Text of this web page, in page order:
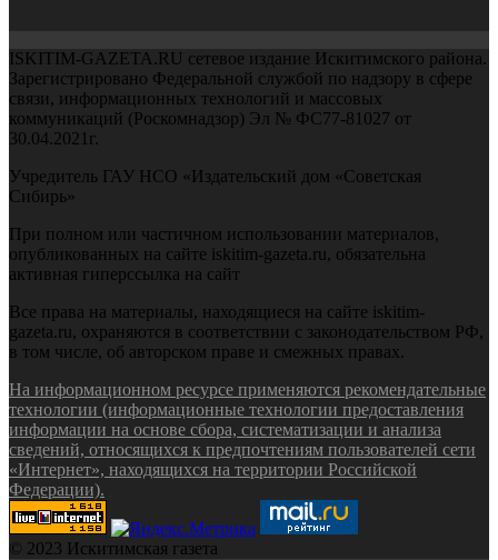
ISKITIM-GAZETA.RU сетевое издание Искитимского района.
Зарегистрировано Федеральной службой по надзору в сфере
связи, информационных технологий и массовых
коммуникаций (Роскомнадзор) Эл № ФС77-81027 от
30.04.2021г.
Учредитель ГАУ НСО «Издательский дом «Советская
Сибирь»
При полном или частичном использовании материалов,
опубликованных на сайте iskitim-gazeta.ru, обязательна
активная гиперссылка на сайт
Все права на материалы, находящиеся на сайте iskitim-
gazeta.ru, охраняются в соответствии с законодательством РФ,
в том числе, об авторском праве и смежных правах.
На информационном ресурсе применяются рекомендательные
технологии (информационные технологии предоставления
информации на основе сбора, систематизации и анализа
сведений, относящихся к предпочтениям пользователей сети
«Интернет», находящихся на территории Российской
Федерации).
© 2023 Искитимская газета